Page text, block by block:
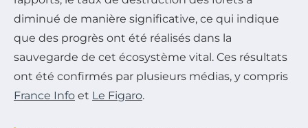
diminué de manière significative, ce qui indique
que des progrès ont été réalisés dans la
sauvegarde de cet écosystème vital. Ces résultats
ont été confirmés par plusieurs médias, y compris
France Info et Le Figaro.